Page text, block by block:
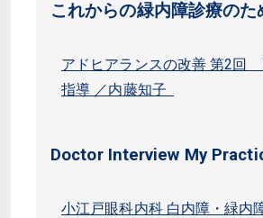
これからの緑内障診療のた
アドヒアランスの改善 第2回
指導 ／内藤知子
Doctor Interview My
小江戸眼科内科 白内障・緑内